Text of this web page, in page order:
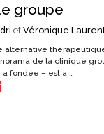
groupe
et Véronique
alternative
de la clinique
a fondée – est a …